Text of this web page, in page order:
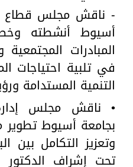
- ناقش مجلس قطاع
أسيوط أنشطته
المبادرات
في تلبية احتياجات
التنمية المستدامة ورؤية
• ناقش مجلس
بجامعة أسيوط تطوير
وتعزيز التكامل بين
تحت إشراف